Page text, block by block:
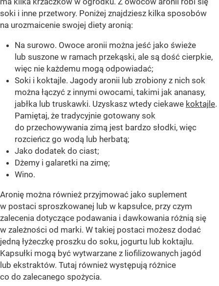
soki i inne przetwory. Poniżej znajdziesz kilka sposobów
na urozmaicenie swojej diety aronią:
Na surowo. Owoce aronii można jeść jako świeże
lub suszone w ramach przekąski, ale są dość cierpkie,
więc nie każdemu mogą odpowiadać;
Soki i koktajle. Jagody aronii lub zrobiony z nich sok
można łączyć z innymi owocami, takimi jak ananasy,
jabłka lub truskawki. Uzyskasz wtedy ciekawe koktajle.
Pamiętaj, że tradycyjnie gotowany sok
do przechowywania zimą jest bardzo słodki, więc
rozcieńcz go wodą lub herbatą;
Jako dodatek do ciast;
Dżemy i galaretki na zimę;
Wino.
Aronię można również przyjmować jako suplement
w postaci sproszkowanej lub w kapsułce, przy czym
zalecenia dotyczące podawania i dawkowania różnią się
w zależności od marki. W takiej postaci możesz dodać
jedną łyżeczkę proszku do soku, jogurtu lub koktajlu.
Kapsułki mogą być wytwarzane z liofilizowanych jagód
lub ekstraktów. Tutaj również występują różnice
co do zalecanego spożycia.